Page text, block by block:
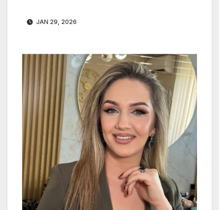
JAN 29, 2026